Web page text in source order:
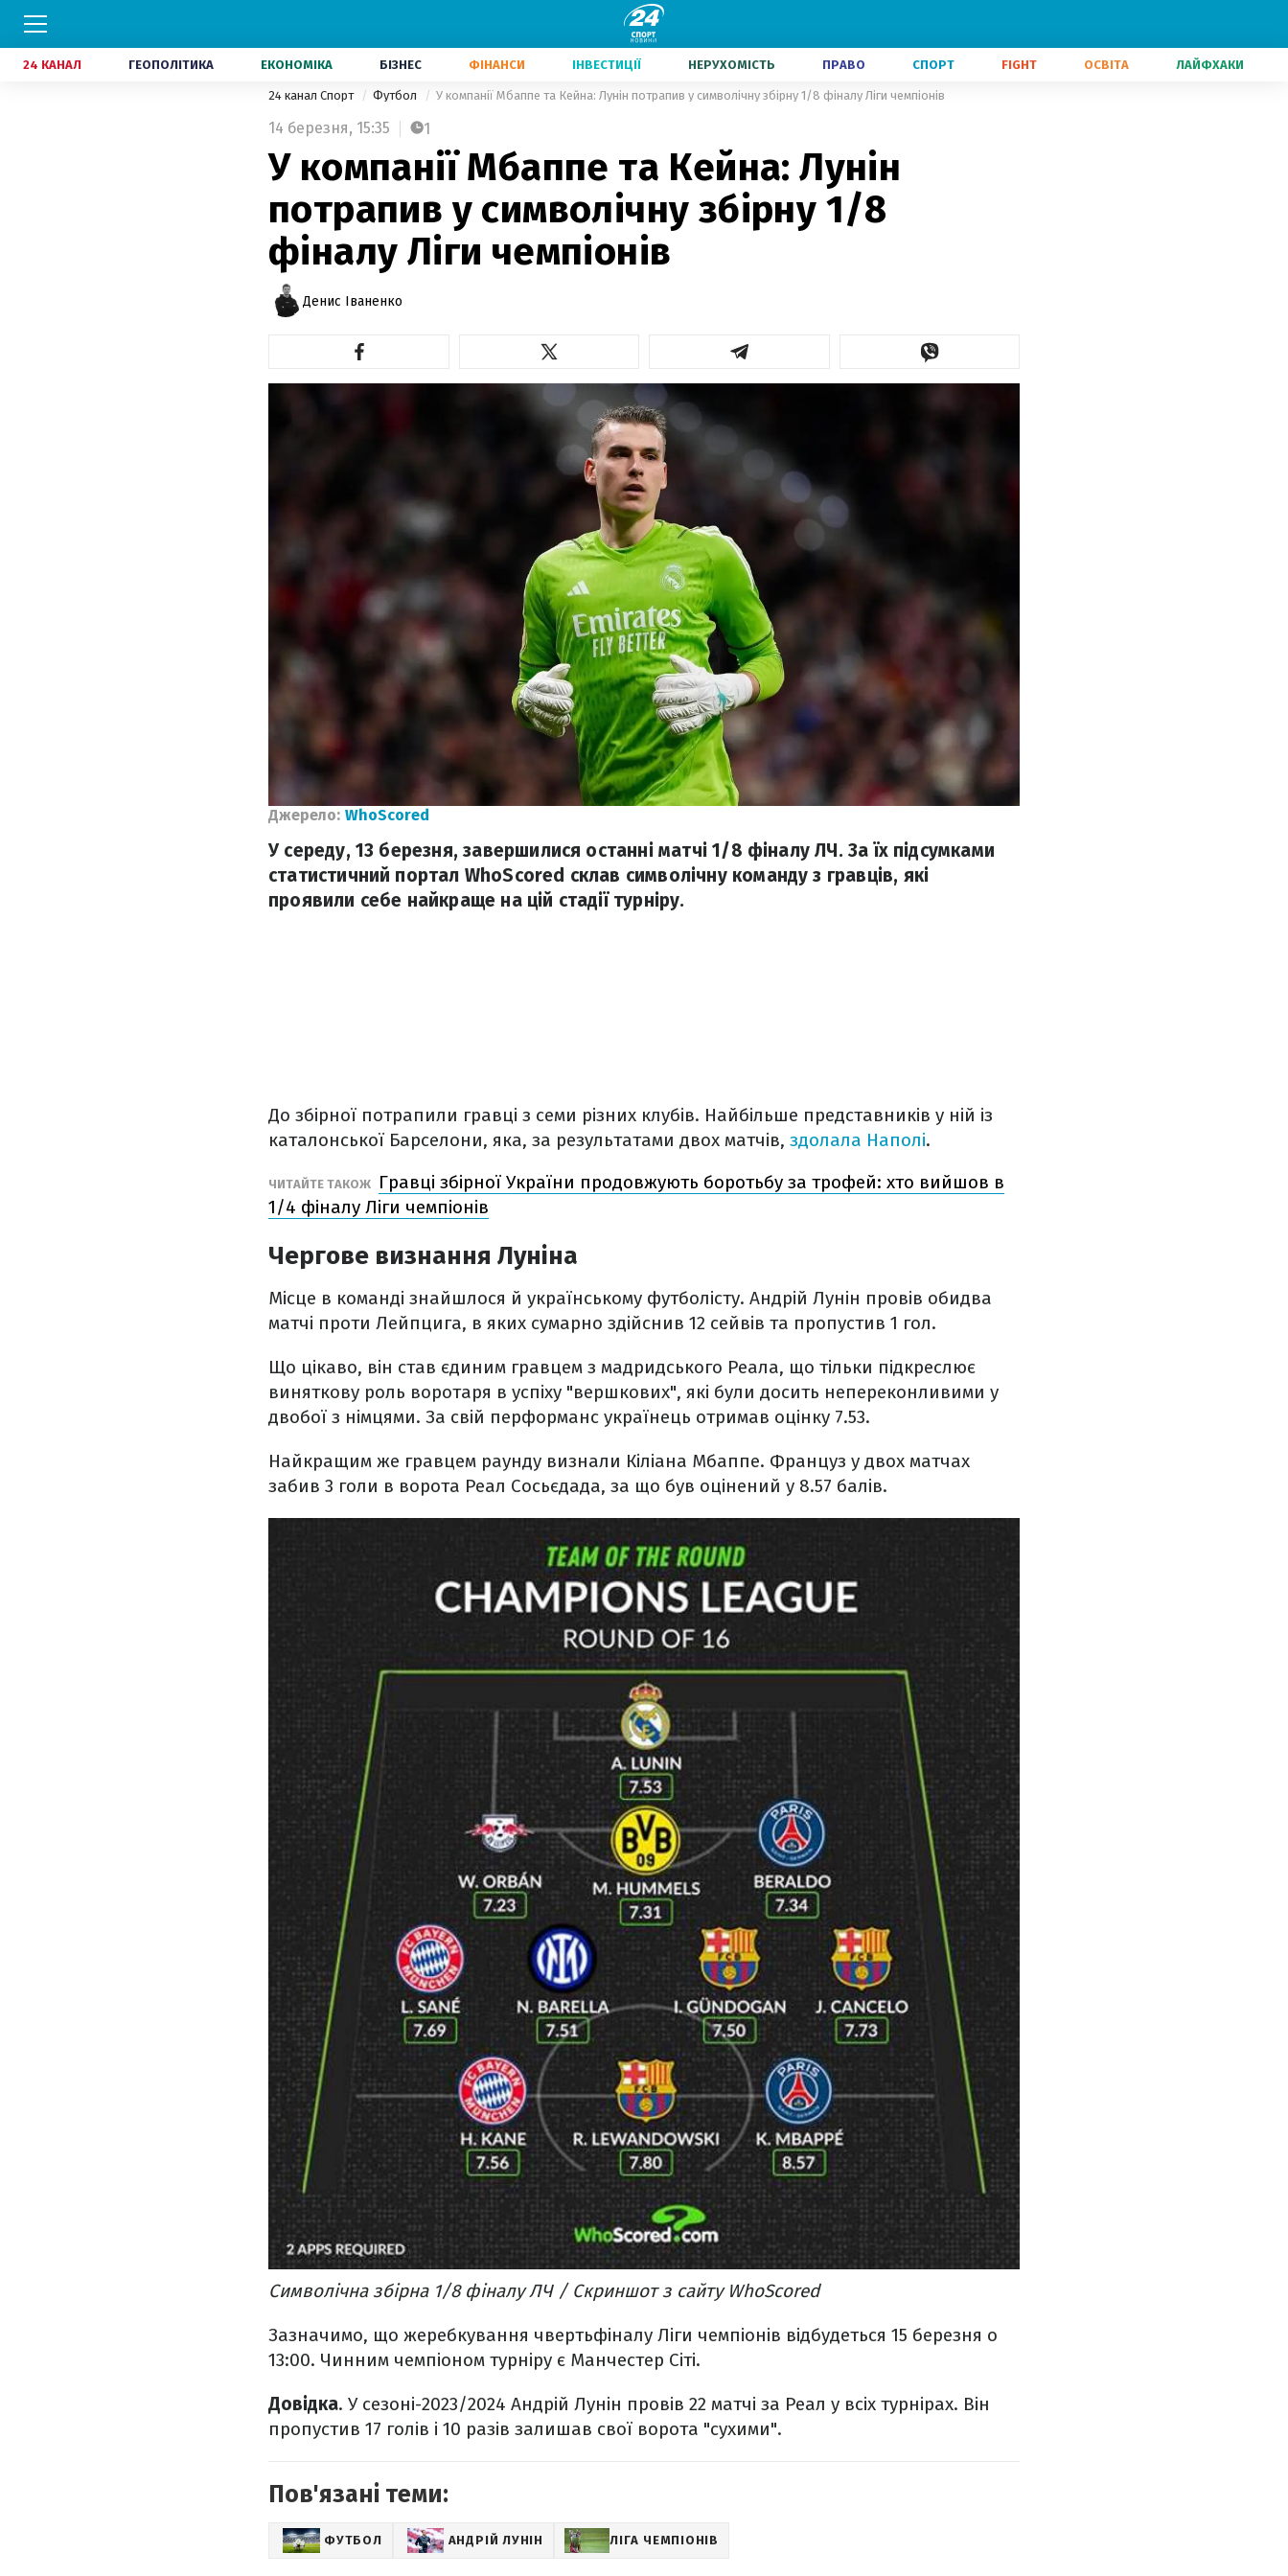
24 КАНАЛ ГЕОПОЛІТИКА ЕКОНОМІКА БІЗНЕС ФІНАНСИ ІНВЕСТИЦІЇ НЕРУХОМІСТЬ ПРАВО СПОРТ FIGHT ОСВІТА ЛАЙФХАКИ
24 канал Спорт Футбол У компанії Мбаппе та Кейна: Лунін потрапив у символічну збірну 1/8 фіналу Ліги чемпіонів
14 березня, 15:35 1
У компанії Мбаппе та Кейна: Лунін
потрапив у символічну збірну 1/8
фіналу Ліги чемпіонів
Денис Іваненко
Джерело: WhoScored
У середу, 13 березня, завершилися останні матчі 1/8 фіналу ЛЧ. За їх підсумками
статистичний портал WhoScored склав символічну команду з гравців, які
проявили себе найкраще на цій стадії турніру.
До збірної потрапили гравці з семи різних клубів. Найбільше представників у ній із
каталонської Барселони, яка, за результатами двох матчів, здолала Наполі.
ЧИТАЙТЕ ТАКОЖ
Гравці збірної України продовжують боротьбу за трофей: хто вийшов в
1/4 фіналу Ліги чемпіонів
Чергове визнання Луніна
Місце в команді знайшлося й українському футболісту. Андрій Лунін провів обидва
матчі проти Лейпцига, в яких сумарно здійснив 12 сейвів та пропустив 1 гол.
Що цікаво, він став єдиним гравцем з мадридського Реала, що тільки підкреслює
виняткову роль воротаря в успіху "вершкових", які були досить непереконливими у
двобої з німцями. За свій перформанс українець отримав оцінку 7.53.
Найкращим же гравцем раунду визнали Кіліана Мбаппе. Француз у двох матчах
забив 3 голи в ворота Реал Сосьєдада, за що був оцінений у 8.57 балів.
Символічна збірна 1/8 фіналу ЛЧ / Скриншот з сайту WhoScored
Зазначимо, що жеребкування чвертьфіналу Ліги чемпіонів відбудеться 15 березня о
13:00. Чинним чемпіоном турніру є Манчестер Сіті.
Довідка. У сезоні-2023/2024 Андрій Лунін провів 22 матчі за Реал у всіх турнірах. Він
пропустив 17 голів і 10 разів залишав свої ворота "сухими".
Пов'язані теми:
ФУТБОЛ АНДРІЙ ЛУНІН ЛІГА ЧЕМПІОНІВ